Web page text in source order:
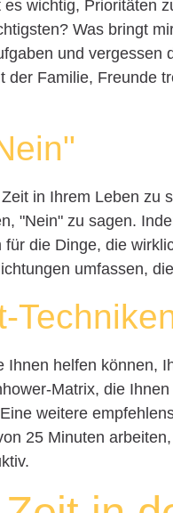
wichtig, Prioritäten
Was bringt
und vergessen
Familie, Freunde
in Ihrem Leben zu
"Nein" zu sagen.
die Dinge, die
umfassen,
helfen können,
Matrix, die
weitere
25 Minuten